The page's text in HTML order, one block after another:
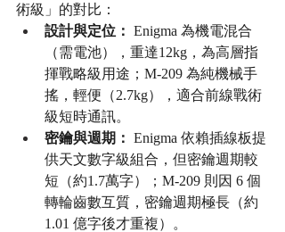
術級」的對比：
設計與定位： Enigma 為機電混合
（需電池），重達12kg，為高層指
揮戰略級用途；M-209 為純機械手
搖，輕便（2.7kg），適合前線戰術
級短時通訊。
密鑰與週期： Enigma 依賴插線板提
供天文數字級組合，但密鑰週期較
短（約1.7萬字）；M-209 則因 6 個
轉輪齒數互質，密鑰週期極長（約
1.01 億字後才重複）。